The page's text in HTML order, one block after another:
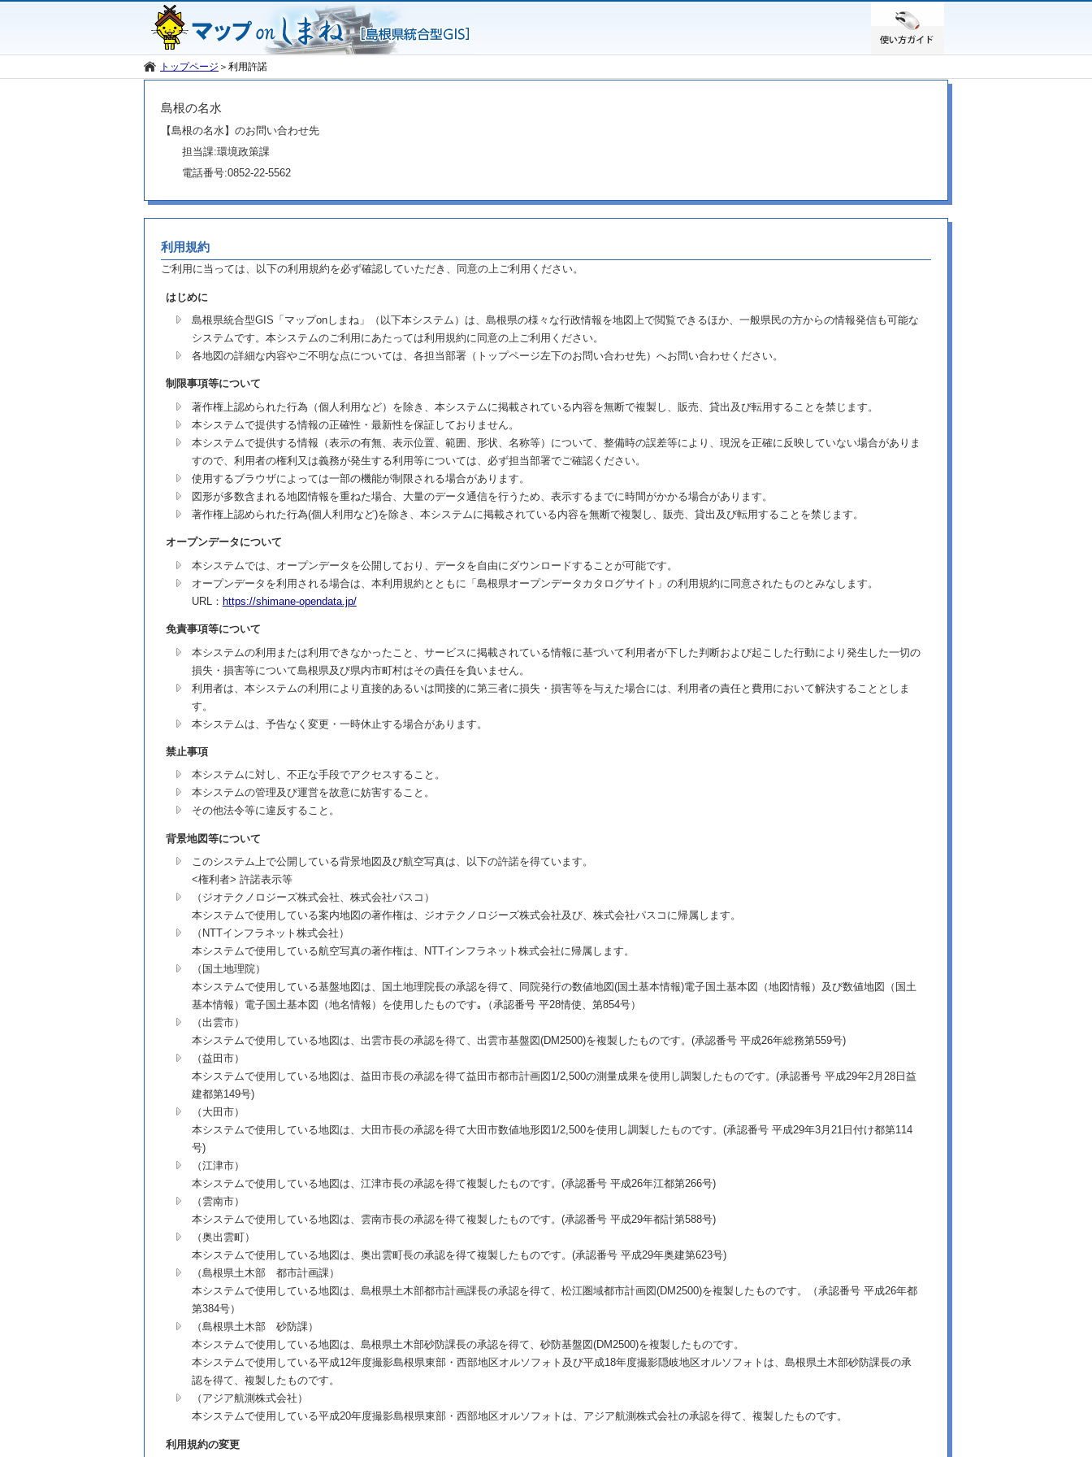
トップページ ＞ 利用許諾
島根の名水
【島根の名水】のお問い合わせ先
担当課:環境政策課
電話番号:0852-22-5562
利用規約
ご利用に当っては、以下の利用規約を必ず確認していただき、同意の上ご利用ください。
はじめに
島根県統合型GIS「マップonしまね」（以下本システム）は、島根県の様々な行政情報を地図上で閲覧できるほか、一般県民の方からの情報発信も可能な
システムです。本システムのご利用にあたっては利用規約に同意の上ご利用ください。
各地図の詳細な内容やご不明な点については、各担当部署（トップページ左下のお問い合わせ先）へお問い合わせください。
制限事項等について
著作権上認められた行為（個人利用など）を除き、本システムに掲載されている内容を無断で複製し、販売、貸出及び転用することを禁じます。
本システムで提供する情報の正確性・最新性を保証しておりません。
本システムで提供する情報（表示の有無、表示位置、範囲、形状、名称等）について、整備時の誤差等により、現況を正確に反映していない場合がありま
すので、利用者の権利又は義務が発生する利用等については、必ず担当部署でご確認ください。
使用するブラウザによっては一部の機能が制限される場合があります。
図形が多数含まれる地図情報を重ねた場合、大量のデータ通信を行うため、表示するまでに時間がかかる場合があります。
著作権上認められた行為(個人利用など)を除き、本システムに掲載されている内容を無断で複製し、販売、貸出及び転用することを禁じます。
オープンデータについて
本システムでは、オープンデータを公開しており、データを自由にダウンロードすることが可能です。
オープンデータを利用される場合は、本利用規約とともに「島根県オープンデータカタログサイト」の利用規約に同意されたものとみなします。
URL： https://shimane-opendata.jp/
免責事項等について
本システムの利用または利用できなかったこと、サービスに掲載されている情報に基づいて利用者が下した判断および起こした行動により発生した一切の
損失・損害等について島根県及び県内市町村はその責任を負いません。
利用者は、本システムの利用により直接的あるいは間接的に第三者に損失・損害等を与えた場合には、利用者の責任と費用において解決することとしま
す。
本システムは、予告なく変更・一時休止する場合があります。
禁止事項
本システムに対し、不正な手段でアクセスすること。
本システムの管理及び運営を故意に妨害すること。
その他法令等に違反すること。
背景地図等について
このシステム上で公開している背景地図及び航空写真は、以下の許諾を得ています。
<権利者> 許諾表示等
（ジオテクノロジーズ株式会社、株式会社パスコ）
本システムで使用している案内地図の著作権は、ジオテクノロジーズ株式会社及び、株式会社パスコに帰属します。
（NTTインフラネット株式会社）
本システムで使用している航空写真の著作権は、NTTインフラネット株式会社に帰属します。
（国土地理院）
本システムで使用している基盤地図は、国土地理院長の承認を得て、同院発行の数値地図(国土基本情報)電子国土基本図（地図情報）及び数値地図（国土
基本情報）電子国土基本図（地名情報）を使用したものです｡（承認番号 平28情使、第854号）
（出雲市）
本システムで使用している地図は、出雲市長の承認を得て、出雲市基盤図(DM2500)を複製したものです。(承認番号 平成26年総務第559号)
（益田市）
本システムで使用している地図は、益田市長の承認を得て益田市都市計画図1/2,500の測量成果を使用し調製したものです。(承認番号 平成29年2月28日益
建都第149号)
（大田市）
本システムで使用している地図は、大田市長の承認を得て大田市数値地形図1/2,500を使用し調製したものです。(承認番号 平成29年3月21日付け都第114
号)
（江津市）
本システムで使用している地図は、江津市長の承認を得て複製したものです。(承認番号 平成26年江都第266号)
（雲南市）
本システムで使用している地図は、雲南市長の承認を得て複製したものです。(承認番号 平成29年都計第588号)
（奥出雲町）
本システムで使用している地図は、奥出雲町長の承認を得て複製したものです。(承認番号 平成29年奥建第623号)
（島根県土木部 都市計画課）
本システムで使用している地図は、島根県土木部都市計画課長の承認を得て、松江圏域都市計画図(DM2500)を複製したものです。（承認番号 平成26年都
第384号）
（島根県土木部 砂防課）
本システムで使用している地図は、島根県土木部砂防課長の承認を得て、砂防基盤図(DM2500)を複製したものです。
本システムで使用している平成12年度撮影島根県東部・西部地区オルソフォト及び平成18年度撮影隠岐地区オルソフォトは、島根県土木部砂防課長の承
認を得て、複製したものです。
（アジア航測株式会社）
本システムで使用している平成20年度撮影島根県東部・西部地区オルソフォトは、アジア航測株式会社の承認を得て、複製したものです。
利用規約の変更